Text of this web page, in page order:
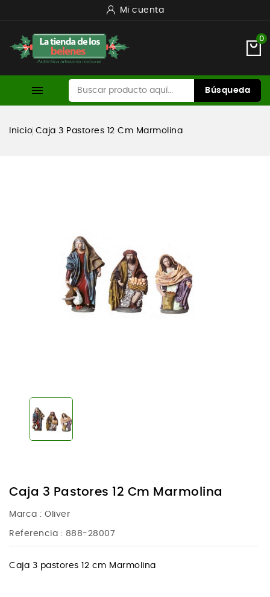
Mi cuenta
0
 Búsqueda
Inicio Caja 3 Pastores 12 Cm Marmolina
Caja 3 Pastores 12 Cm Marmolina
Marca : Oliver
Referencia : 888-28007
Caja 3 pastores 12 cm Marmolina